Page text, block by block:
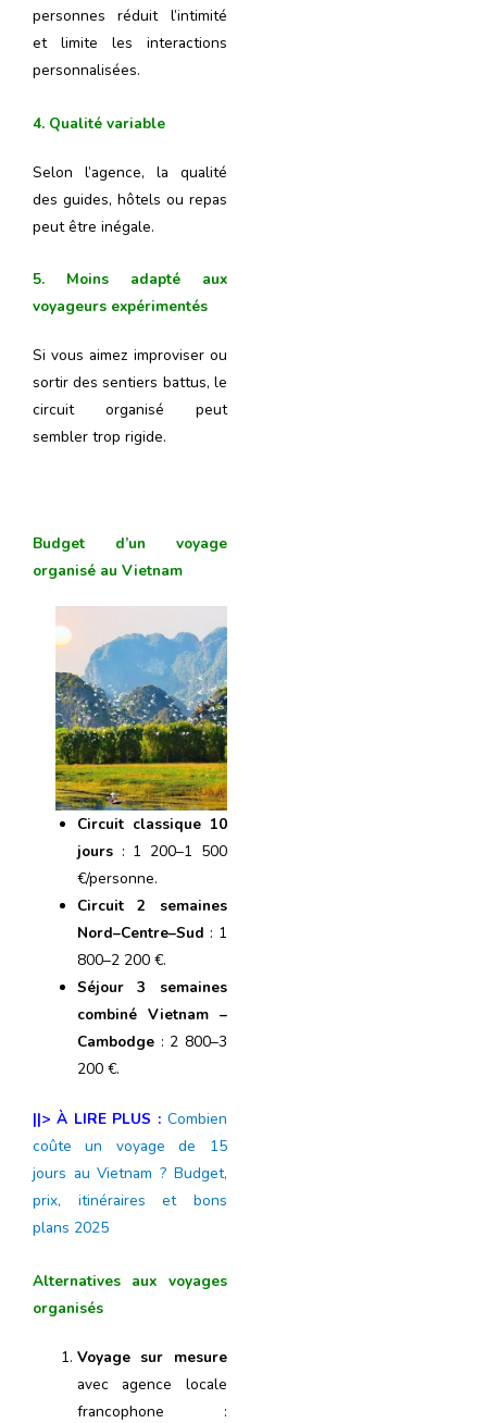
personnes réduit l’intimité
et limite les interactions
personnalisées.
4. Qualité variable
Selon l’agence, la qualité
des guides, hôtels ou repas
peut être inégale.
5. Moins adapté aux
voyageurs expérimentés
Si vous aimez improviser ou
sortir des sentiers battus, le
circuit organisé peut
sembler trop rigide.
Budget d’un voyage
organisé au Vietnam
Circuit classique 10
jours : 1 200–1 500
€/personne.
Circuit 2 semaines
Nord–Centre–Sud : 1
800–2 200 €.
Séjour 3 semaines
combiné Vietnam –
Cambodge : 2 800–3
200 €.
||> À LIRE PLUS : Combien
coûte un voyage de 15
jours au Vietnam ? Budget,
prix, itinéraires et bons
plans 2025
Alternatives aux voyages
organisés
Voyage sur mesure
avec agence locale
francophone :